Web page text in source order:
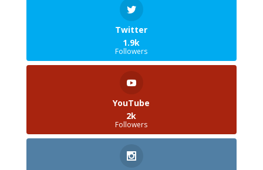
Twitter
1.9k
Followers
YouTube
2k
Followers